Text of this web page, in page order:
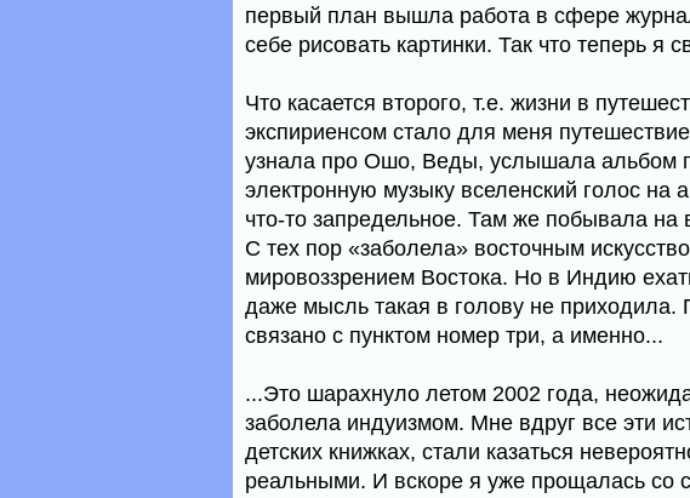
первый план вышла работа в сфере
себе рисовать картинки. Так что теперь я
Что касается второго, т.е. жизни в
экспириенсом стало для меня
узнала про Ошо, Веды, услышала альбом
электронную музыку вселенский голос на
что-то запредельное. Там же побывала на
С тех пор «заболела» восточным
мировоззрением Востока. Но в Индию
даже мысль такая в голову не приходила.
связано с пунктом номер три, а именно...
...Это шарахнуло летом 2002 года,
заболела индуизмом. Мне вдруг все эти
детских книжках, стали казаться
реальными. И вскоре я уже прощалась со